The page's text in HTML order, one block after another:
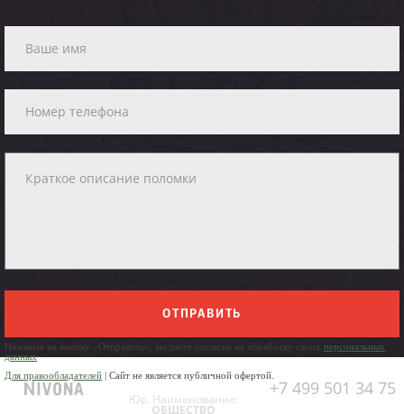
ОТПРАВИТЬ
Нажимая на кнопку «Отправить», вы даете согласие на обработку своих персональных
данных
Для правообладателей | Сайт не является публичной офертой.
+7 499 501 34 75
Юр. Наименование:
ОБЩЕСТВО